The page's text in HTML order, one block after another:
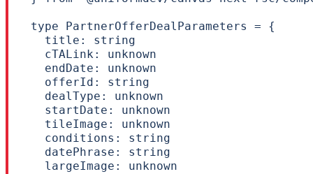
type PartnerOfferDealParameters = {
  title: string
  cTALink: unknown
  endDate: unknown
  offerId: string
  dealType: unknown
  startDate: unknown
  tileImage: unknown
  conditions: string
  datePhrase: string
  largeImage: unknown